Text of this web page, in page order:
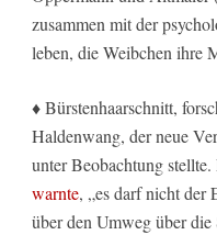
zusammen mit der
leben, die Weibchen ihre
♦ Bürstenhaarschnitt,
Haldenwang, der neue
unter Beobachtung
warnte, „es darf nicht der
über den Umweg über